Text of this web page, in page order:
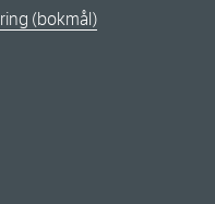
(bokmål)